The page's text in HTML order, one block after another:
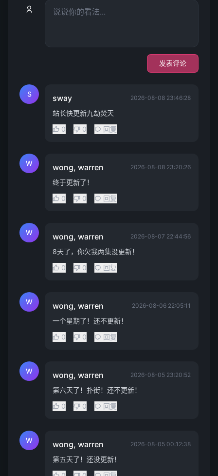
发表评论
S sway 2026-08-08 23:46:28
站长快更新九劫焚天
0
0 回复
W wong, warren 2026-08-08 23:20:26
终于更新了！
0
0 回复
W wong, warren 2026-08-07 22:44:56
8天了，你欠我两集没更新！
0
0 回复
W wong, warren 2026-08-06 22:05:11
一个星期了！还不更新！
0
0 回复
W wong, warren 2026-08-05 23:20:52
第六天了！扑街！还不更新！
0
0 回复
W wong, warren 2026-08-05 00:12:38
第五天了！还没更新！